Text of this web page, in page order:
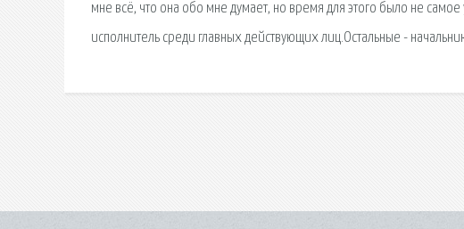
мне всё, что она обо мне думает, но время для этого было не
исполнитель среди главных действующих лиц.Остальные -